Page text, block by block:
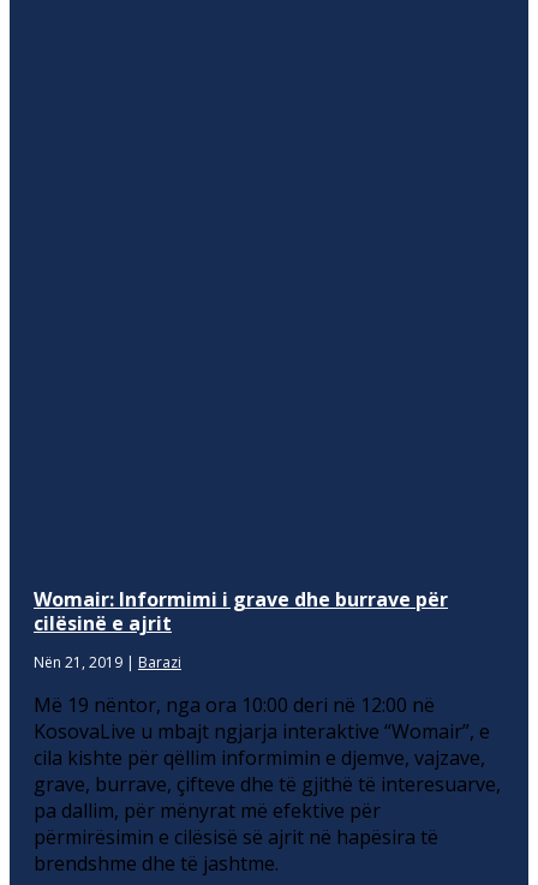
Womair: Informimi i grave dhe burrave për
cilësinë e ajrit
Nën 21, 2019 | Barazi
Më 19 nëntor, nga ora 10:00 deri në 12:00 në
KosovaLive u mbajt ngjarja interaktive “Womair”, e
cila kishte për qëllim informimin e djemve, vajzave,
grave, burrave, çifteve dhe të gjithë të interesuarve,
pa dallim, për mënyrat më efektive për
përmirësimin e cilësisë së ajrit në hapësira të
brendshme dhe të jashtme.